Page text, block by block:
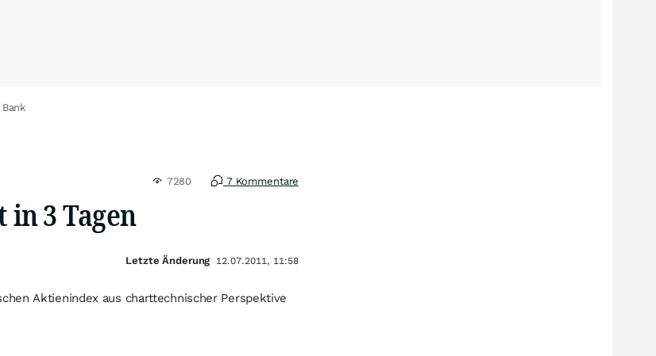
7280 7 Kommentare
in 3 Tagen
Aktienindex aus charttechnischer Perspektive
Letzte Änderung 12.07.2011, 11:58